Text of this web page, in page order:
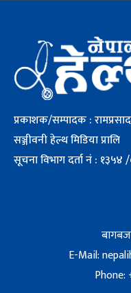
प्रकाशक/सम्पादक :
सञ्जीवनी हेल्थ मिडिया प्रालि
सूचना विभाग दर्ता नं :
E-Mail:
Phone: